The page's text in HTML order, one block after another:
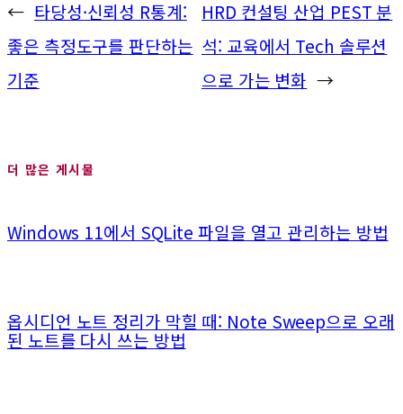
← 타당성·신뢰성 R통계:
좋은 측정도구를 판단하는
기준
HRD 컨설팅 산업 PEST 분
석: 교육에서 Tech 솔루션
으로 가는 변화 →
더 많은 게시물
Windows 11에서 SQLite 파일을 열고 관리하는 방법
옵시디언 노트 정리가 막힐 때: Note Sweep으로 오래
된 노트를 다시 쓰는 방법